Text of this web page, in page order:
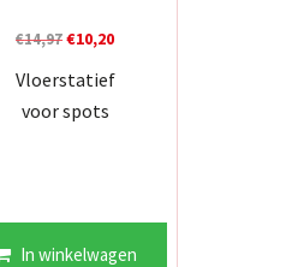
€14,97Oorspronkelijke
prijs
€10,20Huidige
prijs
Vloerstatief
voor spots
In winkelwagen